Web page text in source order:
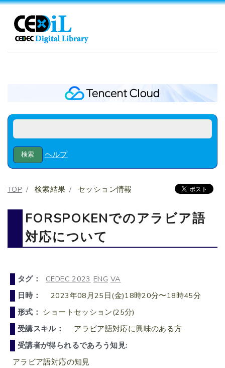
ヘルプ
TOP 検索結果 セッション情報
FORSPOKENでのアラビア語
対応について
タグ： CEDEC 2023 ENG VA
日時：
2023年08月25日(金)18時20分〜18時45分
形式： ショートセッション(25分)
受講スキル：
アラビア語対応に興味のある方
受講者が得られるであろう知見:
アラビア語対応の知見